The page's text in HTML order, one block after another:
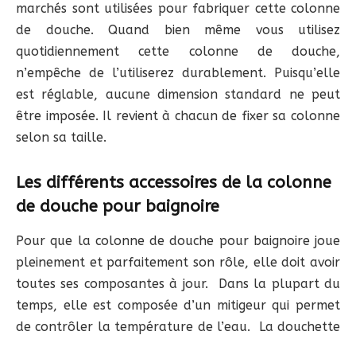
marchés sont utilisées pour fabriquer cette colonne
de douche. Quand bien même vous utilisez
quotidiennement cette colonne de douche,
n’empêche de l’utiliserez durablement. Puisqu’elle
est réglable, aucune dimension standard ne peut
être imposée. Il revient à chacun de fixer sa colonne
selon sa taille.
Les différents accessoires de la colonne
de douche pour baignoire
Pour que la colonne de douche pour baignoire joue
pleinement et parfaitement son rôle, elle doit avoir
toutes ses composantes à jour. Dans la plupart du
temps, elle est composée d’un mitigeur qui permet
de contrôler la température de l’eau. La douchette